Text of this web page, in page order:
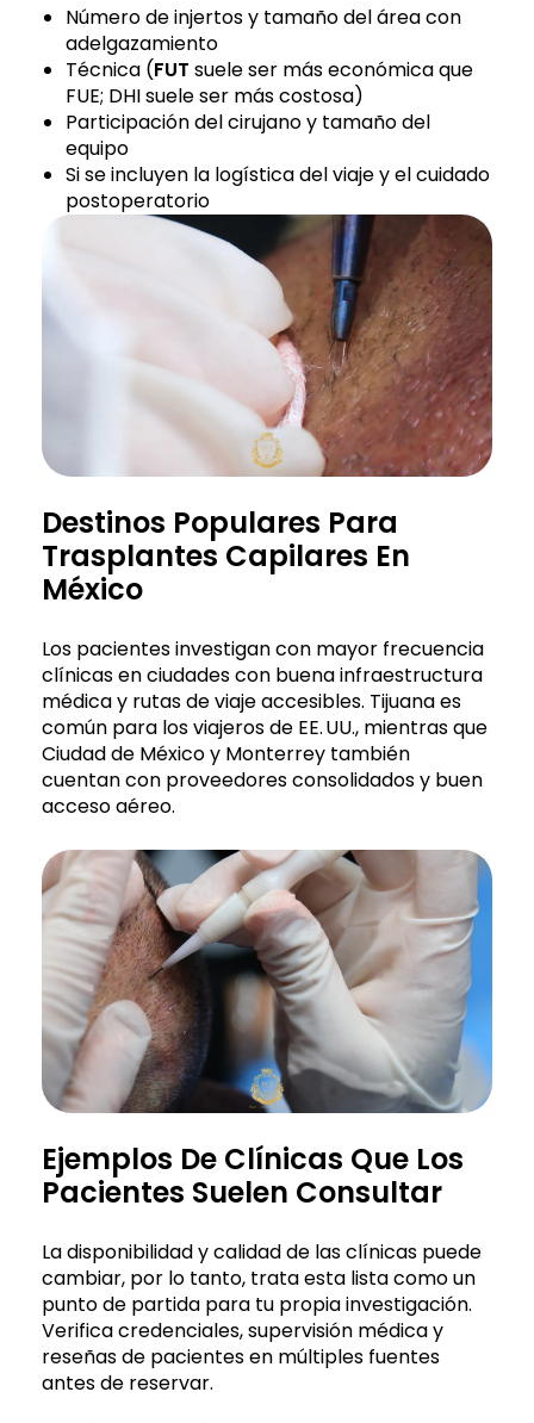
Número de injertos y tamaño del área con
adelgazamiento
Técnica (FUT suele ser más económica que
FUE; DHI suele ser más costosa)
Participación del cirujano y tamaño del
equipo
Si se incluyen la logística del viaje y el cuidado
postoperatorio
Destinos Populares Para
Trasplantes Capilares En
México
Los pacientes investigan con mayor frecuencia
clínicas en ciudades con buena infraestructura
médica y rutas de viaje accesibles. Tijuana es
común para los viajeros de EE. UU., mientras que
Ciudad de México y Monterrey también
cuentan con proveedores consolidados y buen
acceso aéreo.
Ejemplos De Clínicas Que Los
Pacientes Suelen Consultar
La disponibilidad y calidad de las clínicas puede
cambiar, por lo tanto, trata esta lista como un
punto de partida para tu propia investigación.
Verifica credenciales, supervisión médica y
reseñas de pacientes en múltiples fuentes
antes de reservar.